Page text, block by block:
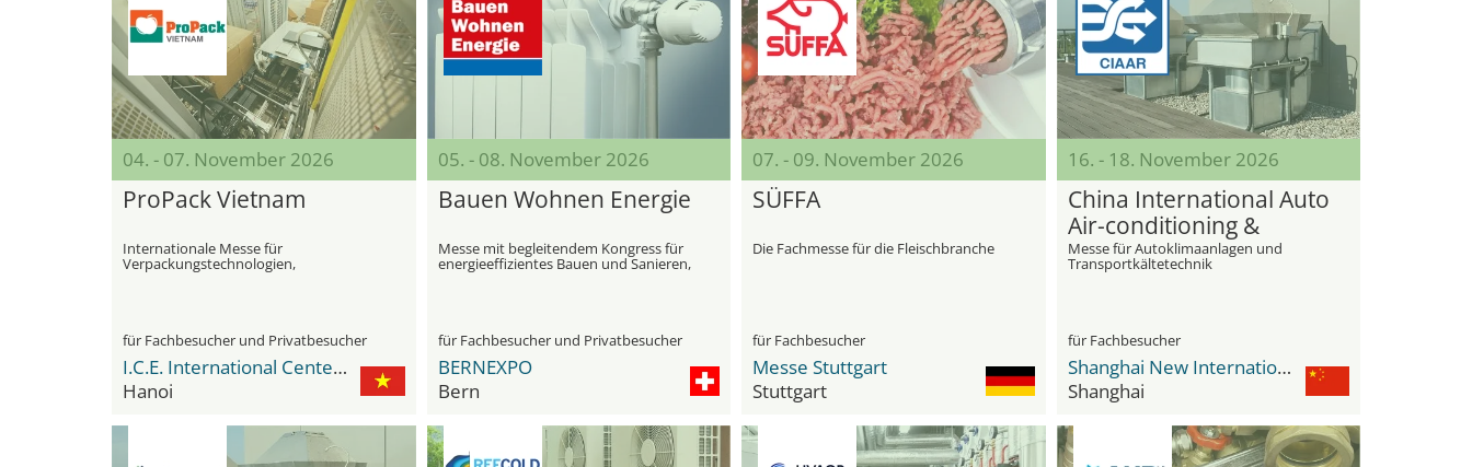
04. - 07. November 2026
ProPack Vietnam
Internationale Messe für
Verpackungstechnologien,
Verarbeitungstechnik und
für Fachbesucher und Privatbesucher
I.C.E. International Center for Exhibition
Hanoi
05. - 08. November 2026
Bauen Wohnen Energie
Messe mit begleitendem Kongress für
energieeffizientes Bauen und Sanieren,
modernen Holzbau und erneuerbare
für Fachbesucher und Privatbesucher
BERNEXPO
Bern
07. - 09. November 2026
SÜFFA
Die Fachmesse für die Fleischbranche
für Fachbesucher
Messe Stuttgart
Stuttgart
16. - 18. November 2026
China International Auto
Air-conditioning &
Transport Refrigeration
Exhibition (CIAAR)
Messe für Autoklimaanlagen und
Transportkältetechnik
für Fachbesucher
Shanghai New International Expo Center - SNIEC
Shanghai